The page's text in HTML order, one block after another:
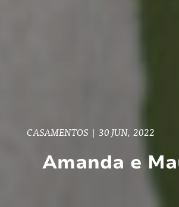
CASAMENTOS | 30 JUN, 2022
Amanda e